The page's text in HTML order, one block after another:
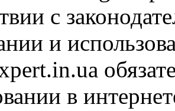
с
и
в